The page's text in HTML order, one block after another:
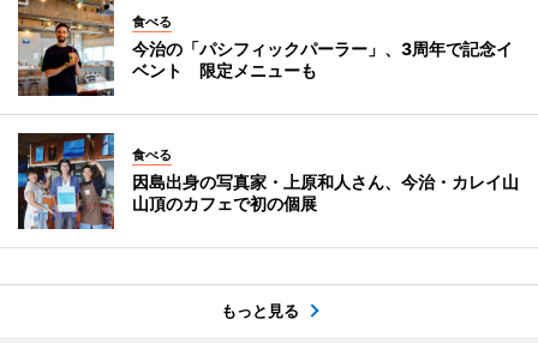
食べる
今治の「パシフィックパーラー」、3周年で記念イ
ベント 限定メニューも
食べる
因島出身の写真家・上原和人さん、今治・カレイ山
山頂のカフェで初の個展
もっと見る